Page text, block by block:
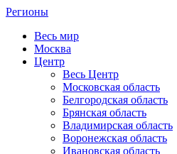
Регионы
Весь мир
Москва
Центр
Весь Центр
Московская область
Белгородская область
Брянская область
Владимирская область
Воронежская область
Ивановская область